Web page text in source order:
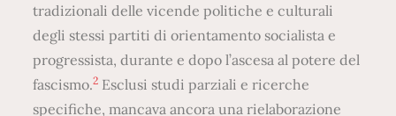
tradizionali delle vicende politiche e culturali
degli stessi partiti di orientamento socialista e
progressista, durante e dopo l’ascesa al potere del
fascismo.2 Esclusi studi parziali e ricerche
specifiche, mancava ancora una rielaborazione